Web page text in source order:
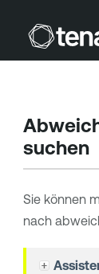
suchen
Sie können
nach